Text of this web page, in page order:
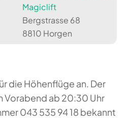
Magiclift
Bergstrasse 68
8810 Horgen
die Höhenflüge an. Der
Vorabend ab 20:30 Uhr
043 535 94 18 bekannt